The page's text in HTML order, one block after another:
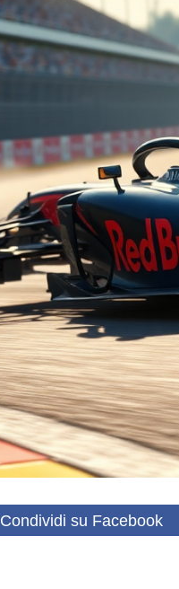
Condividi su Facebook